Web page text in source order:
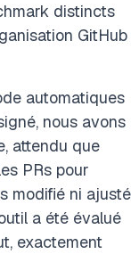
distincts
GitHub
automatiques
nous avons
attendu que
PRs pour
modifié ni ajusté
a été évalué
exactement